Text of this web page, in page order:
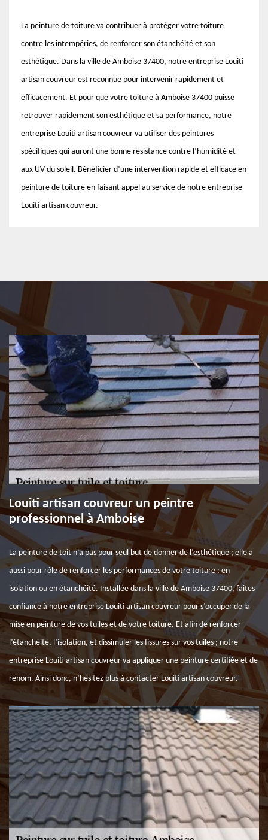
La peinture de toiture va contribuer à protéger votre toiture
contre les intempéries, de renforcer son étanchéité et son
esthétique. Dans la ville de Amboise 37400, notre entreprise Louiti
artisan couvreur est reconnue pour intervenir rapidement et
efficacement. Et pour que votre toiture à Amboise 37400 puisse
retrouver rapidement son esthétique et sa performance, notre
entreprise Louiti artisan couvreur va utiliser des peintures
spécifiques qui auront une bonne résistance contre l’humidité et
aux UV du soleil. Bénéficier d’une intervention rapide et efficace en
peinture de toiture en faisant appel au service de notre entreprise
Louiti artisan couvreur.
Louiti artisan couvreur un peintre
professionnel à Amboise
La peinture de toit n’a pas pour seul but de donner de l’esthétique ; elle a
aussi pour rôle de renforcer les performances de votre toiture : en
isolation ou en étanchéité. Installée dans la ville de Amboise 37400, faites
confiance à notre entreprise Louiti artisan couvreur pour s’occuper de la
mise en peinture de vos tuiles et de votre toiture. Et afin de renforcer
l’étanchéité, l’isolation, et dissimuler les fissures sur vos tuiles ; notre
entreprise Louiti artisan couvreur va appliquer une peinture certifiée et de
renom. Ainsi donc, n’hésitez plus à contacter Louiti artisan couvreur.